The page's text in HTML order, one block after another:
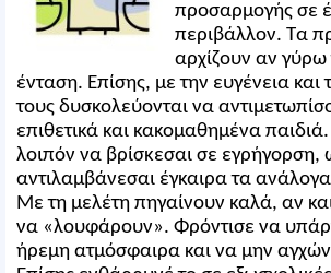
προσαρμογής σε
περιβάλλον. Τα
αρχίζουν αν γύρω
ένταση. Επίσης, με την ευγένεια και
τους δυσκολεύονται να
επιθετικά και κακομαθημένα
λοιπόν να βρίσκεσαι σε εγρήγορση,
αντιλαμβάνεσαι έγκαιρα τα
Με τη μελέτη πηγαίνουν καλά, αν
να «λουφάρουν». Φρόντισε να
ήρεμη ατμόσφαιρα και να μην